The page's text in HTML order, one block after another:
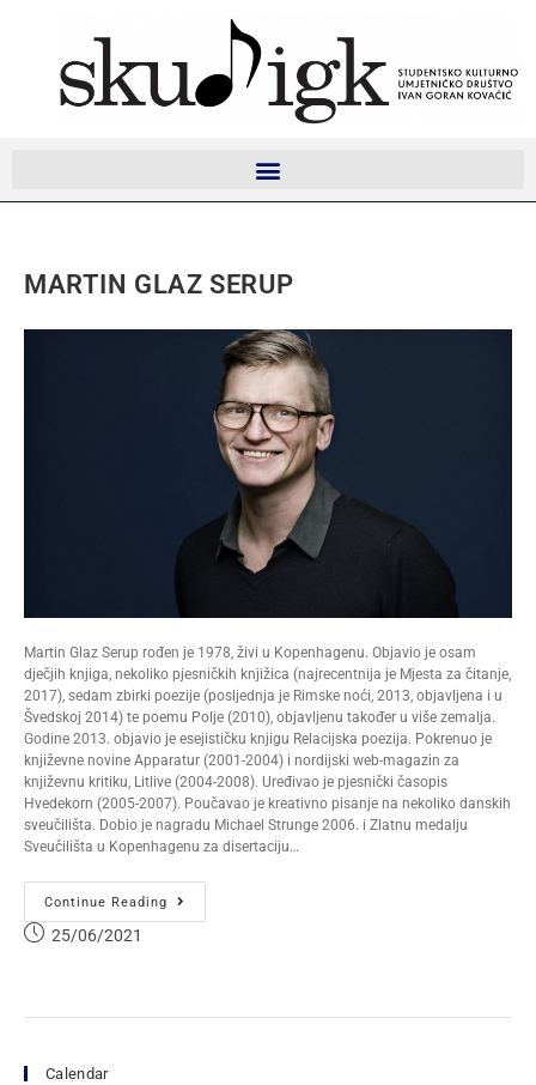
MARTIN GLAZ SERUP
Martin Glaz Serup rođen je 1978, živi u Kopenhagenu. Objavio je osam
dječjih knjiga, nekoliko pjesničkih knjižica (najrecentnija je Mjesta za čitanje,
2017), sedam zbirki poezije (posljednja je Rimske noći, 2013, objavljena i u
Švedskoj 2014) te poemu Polje (2010), objavljenu također u više zemalja.
Godine 2013. objavio je esejističku knjigu Relacijska poezija. Pokrenuo je
književne novine Apparatur (2001-2004) i nordijski web-magazin za
književnu kritiku, Litlive (2004-2008). Uređivao je pjesnički časopis
Hvedekorn (2005-2007). Poučavao je kreativno pisanje na nekoliko danskih
sveučilišta. Dobio je nagradu Michael Strunge 2006. i Zlatnu medalju
Sveučilišta u Kopenhagenu za disertaciju…
Continue Reading
25/06/2021
Calendar